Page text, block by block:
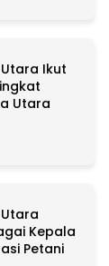
Ikut
Utara
Kepala
Petani